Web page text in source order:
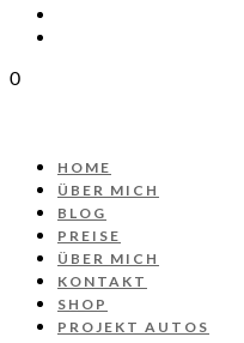
0
HOME
ÜBER MICH
BLOG
PREISE
ÜBER MICH
KONTAKT
SHOP
PROJEKT AUTOS